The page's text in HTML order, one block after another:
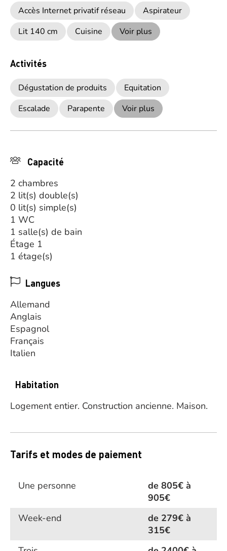
Accès Internet privatif réseau
Aspirateur
Lit 140 cm
Cuisine Voir plus
Activités
Dégustation de produits
Equitation
Escalade
Parapente Voir plus
Capacité
2 chambres
2 lit(s) double(s)
0 lit(s) simple(s)
1 WC
1 salle(s) de bain
Étage 1
1 étage(s)
Langues
Allemand
Anglais
Espagnol
Français
Italien
Habitation
Logement entier. Construction ancienne. Maison.
Tarifs et modes de paiement
Une personne
de 805€ à
905€
Week-end
de 279€ à
315€